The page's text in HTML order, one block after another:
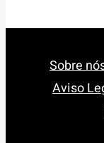
Sobre
Aviso